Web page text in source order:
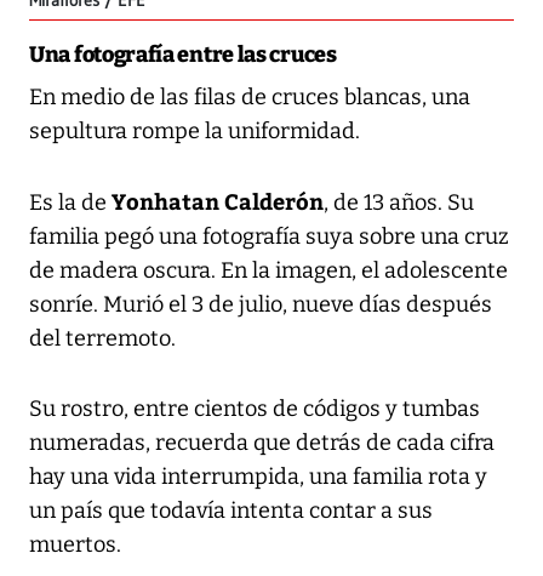
Una fotografía entre las cruces
En medio de las filas de cruces blancas, una
sepultura rompe la uniformidad.
Es la de Yonhatan Calderón, de 13 años. Su
familia pegó una fotografía suya sobre una cruz
de madera oscura. En la imagen, el adolescente
sonríe. Murió el 3 de julio, nueve días después
del terremoto.
Su rostro, entre cientos de códigos y tumbas
numeradas, recuerda que detrás de cada cifra
hay una vida interrumpida, una familia rota y
un país que todavía intenta contar a sus
muertos.